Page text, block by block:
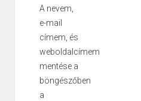
A nevem,
e-mail
címem, és
weboldalcímem
mentése a
böngészőben
a